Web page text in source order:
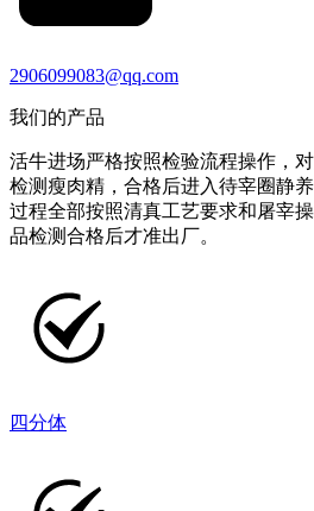
2906099083@qq.com
我们的产品
活牛进场严格按照检验流程操作，
检测瘦肉精，合格后进入待宰圈静
过程全部按照清真工艺要求和屠宰
品检测合格后才准出厂。
四分体